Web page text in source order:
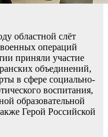
областной слёт
операций
приняли участие
объединений,
в сфере социально-
воспитания,
образовательной
Герой Российской